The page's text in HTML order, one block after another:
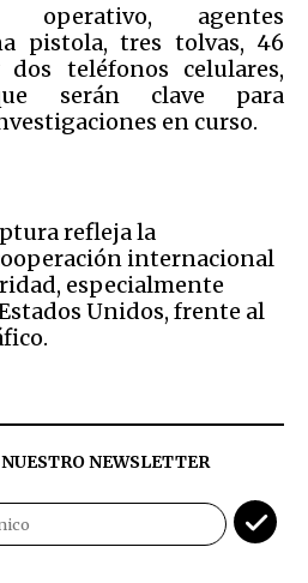
agentes
pistola, tres tolvas, 46
teléfonos celulares,
serán clave para
en curso.
refleja la
internacional
especialmente
Unidos, frente al
NEWSLETTER